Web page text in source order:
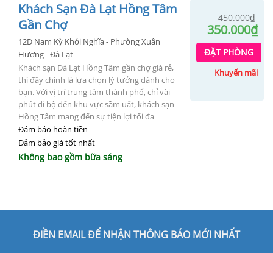
Khách Sạn Đà Lạt Hồng Tâm
Gần Chợ
12D Nam Kỳ Khởi Nghĩa - Phường Xuân
Hương - Đà Lạt
Khách sạn Đà Lạt Hồng Tâm gần chợ giá rẻ,
thì đây chính là lựa chọn lý tưởng dành cho
bạn. Với vị trí trung tâm thành phố, chỉ vài
phút đi bộ đến khu vực sầm uất, khách sạn
Hồng Tâm mang đến sự tiện lợi tối đa
Đảm bảo hoàn tiền
Đảm bảo giá tốt nhất
Không bao gồm bữa sáng
450.000₫
là:
350.000₫
tại
là:
ĐẶT PHÒNG
Khuyến mãi
ĐIỀN EMAIL ĐỂ NHẬN THÔNG BÁO MỚI NHẤT